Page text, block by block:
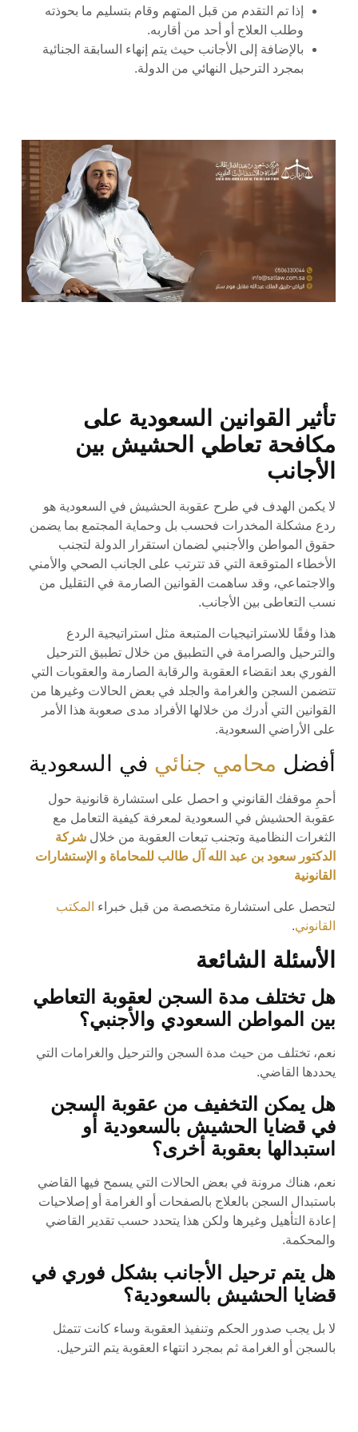
إذا تم التقدم من قبل المتهم وقام بتسليم ما بحوذته
وطلب العلاج أو أحد من أقاربه.
بالإضافة إلى الأجانب حيث يتم إنهاء السابقة الجنائية
بمجرد الترحيل النهائي من الدولة.
تأثير القوانين السعودية على
مكافحة تعاطي الحشيش بين
الأجانب
لا يكمن الهدف في طرح عقوبة الحشيش في السعودية هو
ردع مشكلة المخدرات فحسب بل وحماية المجتمع بما يضمن
حقوق المواطن والأجنبي لضمان استقرار الدولة لتجنب
الأخطاء المتوقعة التي قد تترتب على الجانب الصحي والأمني
والاجتماعي، وقد ساهمت القوانين الصارمة في التقليل من
نسب التعاطى بين الأجانب.
هذا وفقًا للاستراتيجيات المتبعة مثل استراتيجية الردع
والترحيل والصرامة في التطبيق من خلال تطبيق الترحيل
الفوري بعد انقضاء العقوبة والرقابة الصارمة والعقوبات التي
تتضمن السجن والغرامة والجلد في بعض الحالات وغيرها من
القوانين التي أدرك من خلالها الأفراد مدى صعوبة هذا الأمر
على الأراضي السعودية.
أفضل محامي جنائي في السعودية
أحمِ موقفك القانوني و احصل على استشارة قانونية حول
عقوبة الحشيش في السعودية لمعرفة كيفية التعامل مع
الثغرات النظامية وتجنب تبعات العقوبة من خلال شركة
الدكتور سعود بن عبد الله آل طالب للمحاماة و الإستشارات
القانونية
لتحصل على استشارة متخصصة من قبل خبراء المكتب
القانوني.
الأسئلة الشائعة
هل تختلف مدة السجن لعقوبة التعاطي
بين المواطن السعودي والأجنبي؟
نعم، تختلف من حيث مدة السجن والترحيل والغرامات التي
يحددها القاضي.
هل يمكن التخفيف من عقوبة السجن
في قضايا الحشيش بالسعودية أو
استبدالها بعقوبة أخرى؟
نعم، هناك مرونة في بعض الحالات التي يسمح فيها القاضي
باستبدال السجن بالعلاج بالصفحات أو الغرامة أو إصلاحيات
إعادة التأهيل وغيرها ولكن هذا يتحدد حسب تقدير القاضي
والمحكمة.
هل يتم ترحيل الأجانب بشكل فوري في
قضايا الحشيش بالسعودية؟
لا بل يجب صدور الحكم وتنفيذ العقوبة وساء كانت تتمثل
بالسجن أو الغرامة ثم بمجرد انتهاء العقوبة يتم الترحيل.